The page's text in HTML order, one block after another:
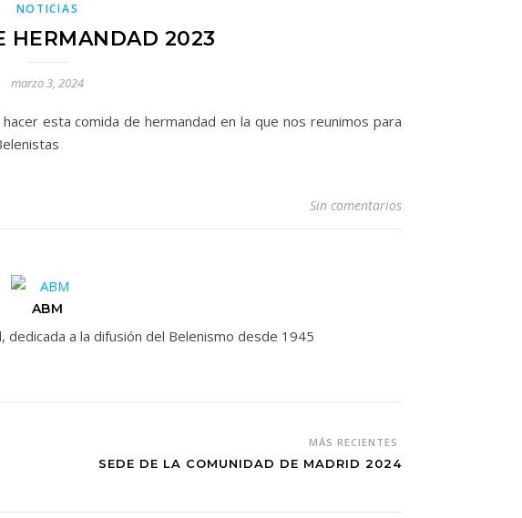
NOTICIAS
HERMANDAD 2023
marzo 3, 2024
esta comida de hermandad en la que nos reunimos para
Sin comentarios
ABM
dedicada a la difusión del Belenismo desde 1945
MÁS RECIENTES
SEDE DE LA COMUNIDAD DE MADRID 2024